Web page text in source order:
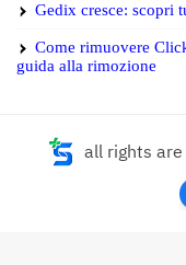
Gedix cresce: scopri
Come rimuovere
guida alla rimozione
all rights